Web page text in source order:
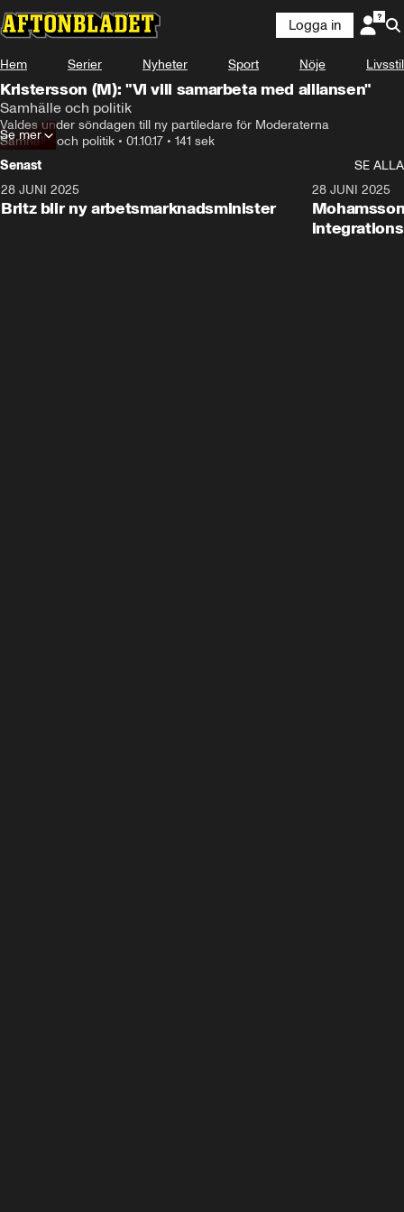
Logga in
Hem Serier Nyheter Sport Nöje Livsstil
Kristersson (M): "Vi vill samarbeta med alliansen"
Samhälle och politik
Valdes under söndagen till ny partiledare för Moderaterna
Samhälle och politik • 01.10.17 • 141 sek
Se mer
Senast
SE ALLA
28 JUNI 2025
Britz blir ny arbetsmarknadsminister
28 JUNI 2025